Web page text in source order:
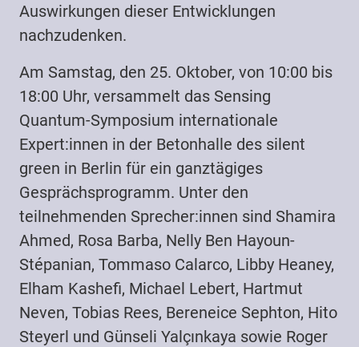
Auswirkungen dieser Entwicklungen
nachzudenken.
Am Samstag, den 25. Oktober, von 10:00 bis
18:00 Uhr, versammelt das Sensing
Quantum-Symposium internationale
Expert:innen in der Betonhalle des silent
green in Berlin für ein ganztägiges
Gesprächsprogramm. Unter den
teilnehmenden Sprecher:innen sind Shamira
Ahmed, Rosa Barba, Nelly Ben Hayoun-
Stépanian, Tommaso Calarco, Libby Heaney,
Elham Kashefi, Michael Lebert, Hartmut
Neven, Tobias Rees, Bereneice Sephton, Hito
Steyerl und Günseli Yalçınkaya sowie Roger